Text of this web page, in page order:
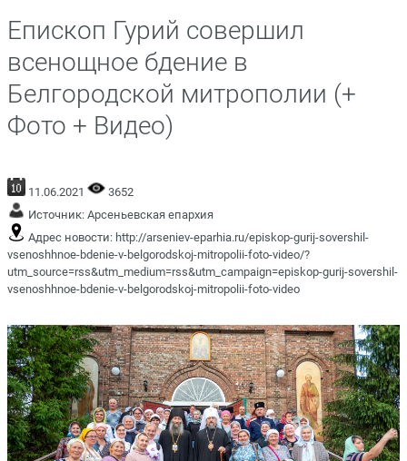
Епископ Гурий совершил
всенощное бдение в
Белгородской митрополии (+
Фото + Видео)
11.06.2021
3652
Источник: Арсеньевская епархия
Адрес новости: http://arseniev-eparhia.ru/episkop-gurij-sovershil-
vsenoshhnoe-bdenie-v-belgorodskoj-mitropolii-foto-video/?
utm_source=rss&utm_medium=rss&utm_campaign=episkop-gurij-sovershil-
vsenoshhnoe-bdenie-v-belgorodskoj-mitropolii-foto-video